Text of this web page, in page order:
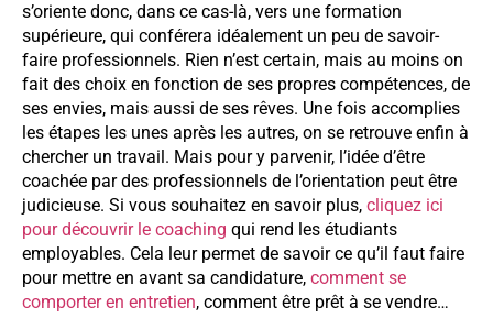
s’oriente donc, dans ce cas-là, vers une formation
supérieure, qui conférera idéalement un peu de savoir-
faire professionnels. Rien n’est certain, mais au moins on
fait des choix en fonction de ses propres compétences, de
ses envies, mais aussi de ses rêves. Une fois accomplies
les étapes les unes après les autres, on se retrouve enfin à
chercher un travail. Mais pour y parvenir, l’idée d’être
coachée par des professionnels de l’orientation peut être
judicieuse. Si vous souhaitez en savoir plus, cliquez ici
pour découvrir le coaching qui rend les étudiants
employables. Cela leur permet de savoir ce qu’il faut faire
pour mettre en avant sa candidature, comment se
comporter en entretien, comment être prêt à se vendre…